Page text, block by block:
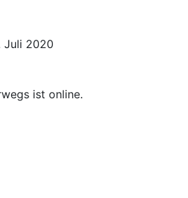
Juli 2020
ist online.